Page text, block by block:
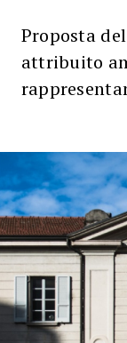
Proposta
attribuito